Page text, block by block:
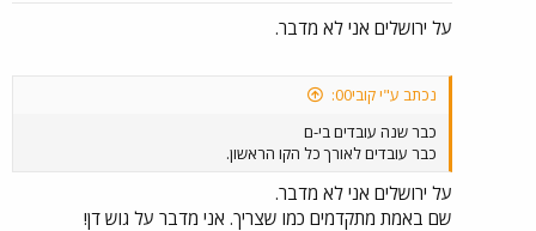
על ירושלים אני לא מדבר.
נכתב ע"י קובי00:
כבר שנה עובדים בי-ם
כבר עובדים לאורך כל הקו הראשון.
על ירושלים אני לא מדבר.
שם באמת מתקדמים כמו שצריך. אני מדבר על גוש דן!